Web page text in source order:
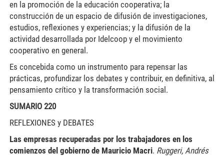
en la promoción de la educación cooperativa; la
construcción de un espacio de difusión de investigaciones,
estudios, reflexiones y experiencias; y la difusión de la
actividad desarrollada por Idelcoop y el movimiento
cooperativo en general.
Es concebida como un instrumento para repensar las
prácticas, profundizar los debates y contribuir, en definitiva, al
pensamiento crítico y la transformación social.
SUMARIO 220
REFLEXIONES y DEBATES
Las empresas recuperadas por los trabajadores en los
comienzos del gobierno de Mauricio Macri. Ruggeri, Andrés